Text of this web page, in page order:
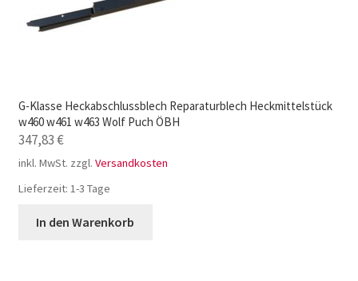
G-Klasse Heckabschlussblech Reparaturblech Heckmittelstück
w460 w461 w463 Wolf Puch ÖBH
347,83€
inkl. MwSt. zzgl. Versandkosten
Lieferzeit: 1-3 Tage
In den Warenkorb